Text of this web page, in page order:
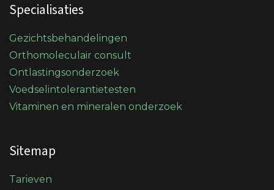
Specialisaties
Gezichtsbehandelingen
Orthomoleculair consult
Ontlastingsonderzoek
Voedselintolerantietesten
Vitaminen en mineralen onderzoek
Sitemap
Tarieven